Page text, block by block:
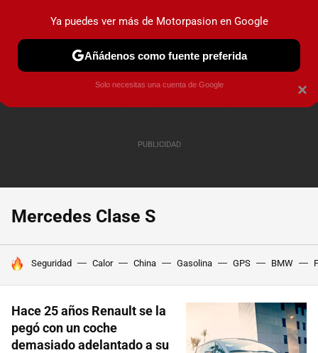
PRUEBAS COCHES ELÉCTRICOS OBSERVATORIO
Mercedes Clase S
HOY SE HABLA DE
Seguridad Calor China Gasolina GPS BMW
Hace 25 años Renault se la
pegó con un coche
demasiado adelantado a su
×
Ya puedes ver más de Motorpasion en Google
Añádenos como fuente preferida
Solo necesitas una cuenta de Google